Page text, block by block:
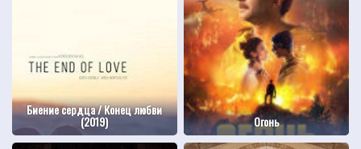
Биение сердца / Конец любви
(2019) Огонь